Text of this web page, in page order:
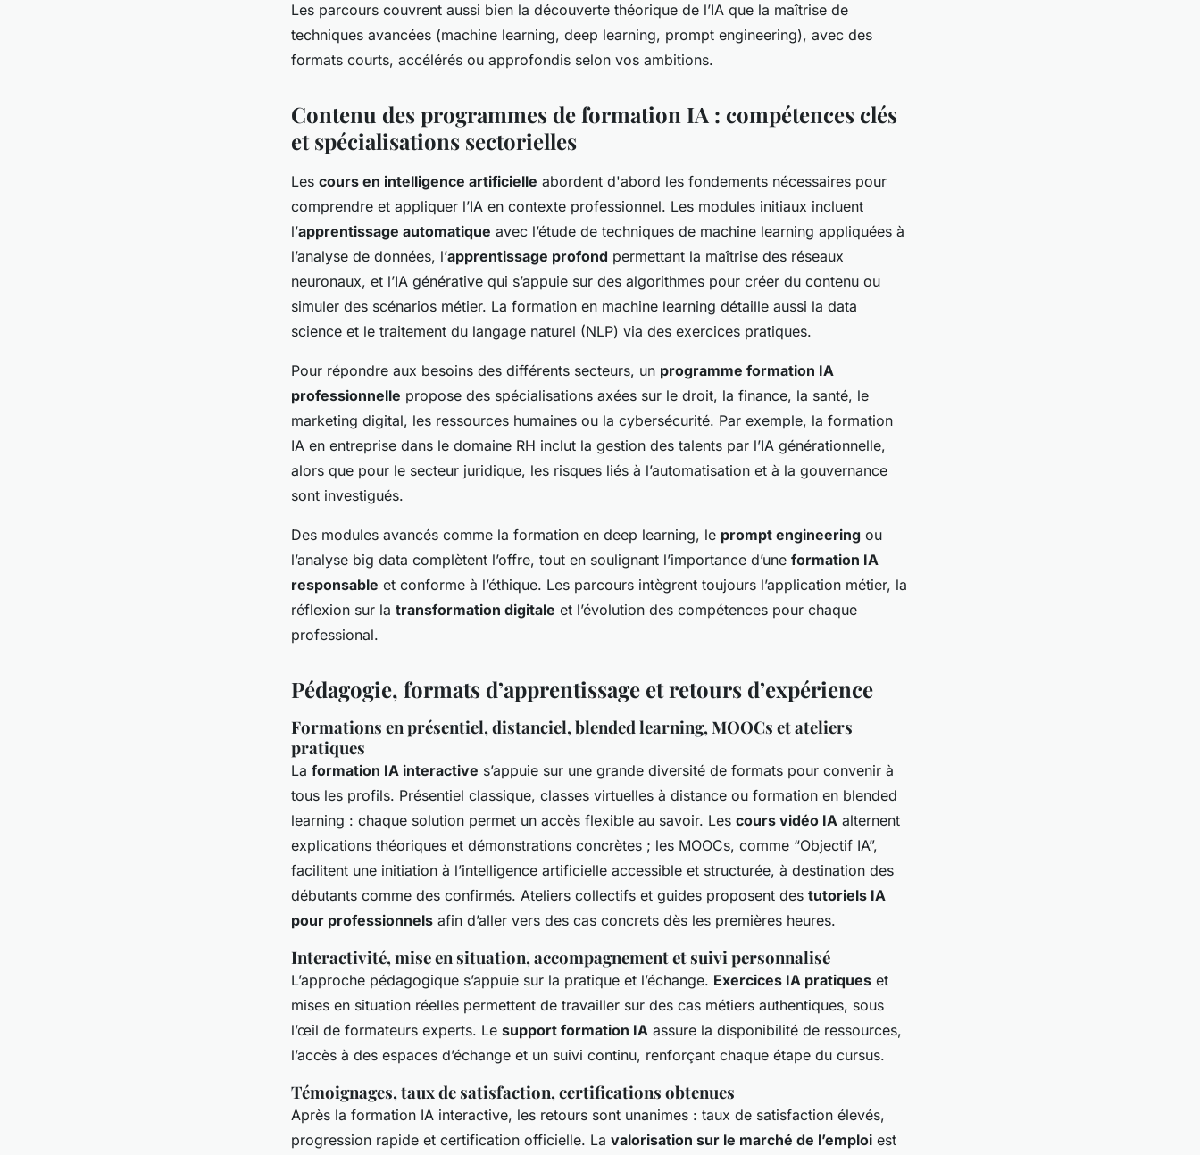
Les parcours couvrent aussi bien la découverte théorique de l’IA que la maîtrise de
techniques avancées (machine learning, deep learning, prompt engineering), avec des
formats courts, accélérés ou approfondis selon vos ambitions.
Contenu des programmes de formation IA : compétences clés
et spécialisations sectorielles
Les cours en intelligence artificielle abordent d'abord les fondements nécessaires pour
comprendre et appliquer l’IA en contexte professionnel. Les modules initiaux incluent
l’apprentissage automatique avec l’étude de techniques de machine learning appliquées à
l’analyse de données, l’apprentissage profond permettant la maîtrise des réseaux
neuronaux, et l’IA générative qui s’appuie sur des algorithmes pour créer du contenu ou
simuler des scénarios métier. La formation en machine learning détaille aussi la data
science et le traitement du langage naturel (NLP) via des exercices pratiques.
Pour répondre aux besoins des différents secteurs, un programme formation IA
professionnelle propose des spécialisations axées sur le droit, la finance, la santé, le
marketing digital, les ressources humaines ou la cybersécurité. Par exemple, la formation
IA en entreprise dans le domaine RH inclut la gestion des talents par l’IA générationnelle,
alors que pour le secteur juridique, les risques liés à l’automatisation et à la gouvernance
sont investigués.
Des modules avancés comme la formation en deep learning, le prompt engineering ou
l’analyse big data complètent l’offre, tout en soulignant l’importance d’une formation IA
responsable et conforme à l’éthique. Les parcours intègrent toujours l’application métier, la
réflexion sur la transformation digitale et l’évolution des compétences pour chaque
professional.
Pédagogie, formats d’apprentissage et retours d’expérience
Formations en présentiel, distanciel, blended learning, MOOCs et ateliers
pratiques
La formation IA interactive s’appuie sur une grande diversité de formats pour convenir à
tous les profils. Présentiel classique, classes virtuelles à distance ou formation en blended
learning : chaque solution permet un accès flexible au savoir. Les cours vidéo IA alternent
explications théoriques et démonstrations concrètes ; les MOOCs, comme “Objectif IA”,
facilitent une initiation à l’intelligence artificielle accessible et structurée, à destination des
débutants comme des confirmés. Ateliers collectifs et guides proposent des tutoriels IA
pour professionnels afin d’aller vers des cas concrets dès les premières heures.
Interactivité, mise en situation, accompagnement et suivi personnalisé
L’approche pédagogique s’appuie sur la pratique et l’échange. Exercices IA pratiques et
mises en situation réelles permettent de travailler sur des cas métiers authentiques, sous
l’œil de formateurs experts. Le support formation IA assure la disponibilité de ressources,
l’accès à des espaces d’échange et un suivi continu, renforçant chaque étape du cursus.
Témoignages, taux de satisfaction, certifications obtenues
Après la formation IA interactive, les retours sont unanimes : taux de satisfaction élevés,
progression rapide et certification officielle. La valorisation sur le marché de l’emploi est